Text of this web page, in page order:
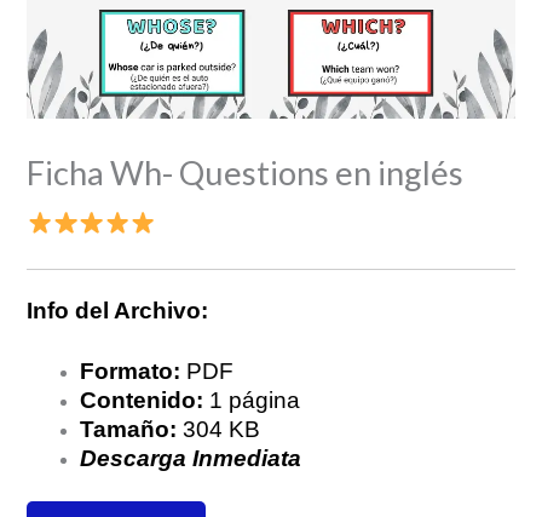
Ficha Wh- Questions en inglés
Info del Archivo:
Formato: PDF
Contenido: 1 página
Tamaño: 304 KB
Descarga Inmediata